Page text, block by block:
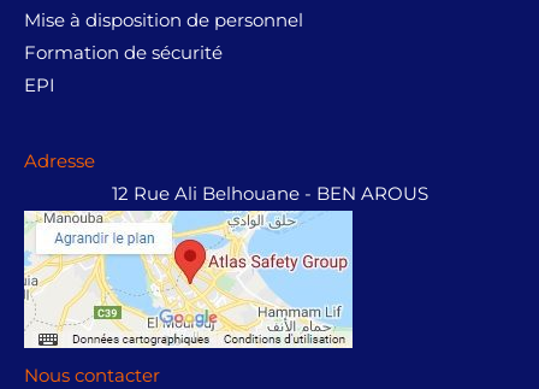
Mise à disposition de personnel
Formation de sécurité
EPI
Adresse
12 Rue Ali Belhouane - BEN AROUS
Nous contacter